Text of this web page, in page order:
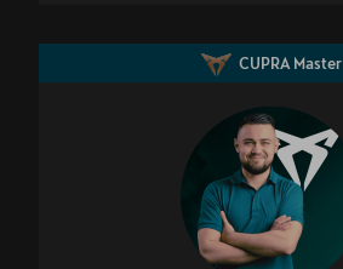
CUPRA Master